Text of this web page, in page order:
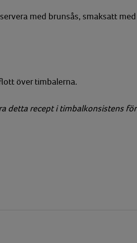
med brunsås, smaksatt
över timbalerna.
detta recept i timbalkonsistens